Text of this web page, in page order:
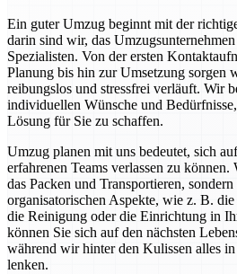
Ein guter Umzug beginnt mit der
darin sind wir, das
Spezialisten. Von der ersten
Planung bis hin zur Umsetzung sorgen
reibungslos und stressfrei verläuft. Wir
individuellen Wünsche und
Lösung für Sie zu schaffen.
Umzug planen mit uns bedeutet, sich
erfahrenen Teams verlassen zu
das Packen und Transportieren,
organisatorischen Aspekte, wie z. B.
die Reinigung oder die Einrichtung in
können Sie sich auf den nächsten
während wir hinter den Kulissen alles
lenken.